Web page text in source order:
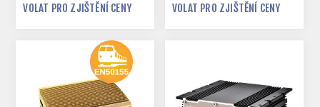
VOLAT PRO ZJIŠTĚNÍ CENY VOLAT PRO ZJIŠTĚNÍ CENY